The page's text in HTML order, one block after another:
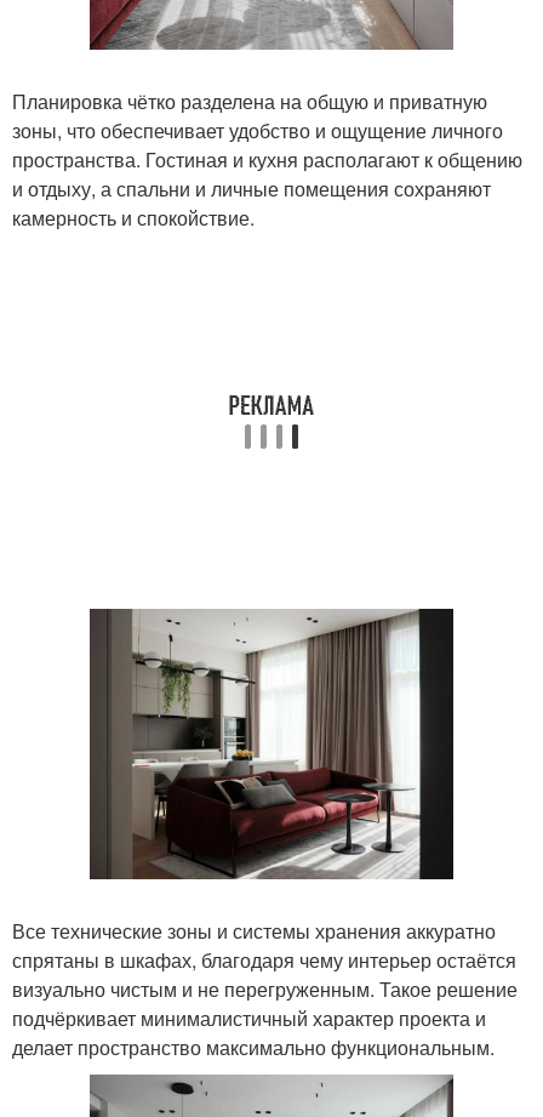
Планировка чётко разделена на общую и приватную
зоны, что обеспечивает удобство и ощущение личного
пространства. Гостиная и кухня располагают к общению
и отдыху, а спальни и личные помещения сохраняют
камерность и спокойствие.
Все технические зоны и системы хранения аккуратно
спрятаны в шкафах, благодаря чему интерьер остаётся
визуально чистым и не перегруженным. Такое решение
подчёркивает минималистичный характер проекта и
делает пространство максимально функциональным.